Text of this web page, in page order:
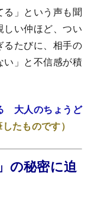
る」という声も聞
しい仲ほど、つい
るたびに、相手の
い」と不信感が積
大人のちょうど
たものです）
の秘密に迫